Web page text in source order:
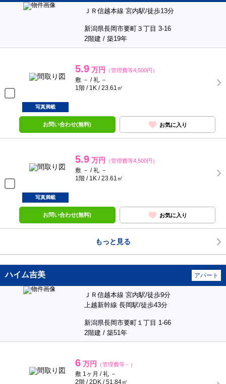
ＪＲ信越本線 宮内駅/徒歩13分
新潟県長岡市要町３丁目 3-16
2階建 / 築19年
5.9 万円 （管理費等4,500円）
敷 － / 礼 －
1階 / 1K / 23.61㎡
写真満載
お問い合わせ(無料) お気に入り
5.9 万円 （管理費等4,500円）
敷 － / 礼 －
1階 / 1K / 23.61㎡
写真満載
お問い合わせ(無料) お気に入り
もっと見る
ハイム吉美 アパート
ＪＲ信越本線 宮内駅/徒歩9分
上越新幹線 長岡駅/徒歩43分
新潟県長岡市要町１丁目 1-66
2階建 / 築51年
6 万円 （管理費等－）
敷 1ヶ月 / 礼 －
2階 / 2DK / 51.84㎡